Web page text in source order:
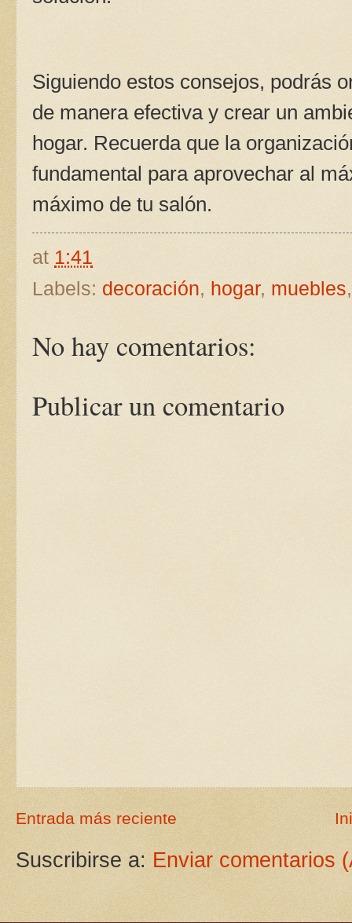
Siguiendo estos consejos, podrás
de manera efectiva y crear un
hogar. Recuerda que la
fundamental para aprovechar al
máximo de tu salón.
at 1:41
Labels: decoración, hogar, muebles
No hay comentarios:
Publicar un comentario
Entrada más reciente
Suscribirse a: Enviar comentarios